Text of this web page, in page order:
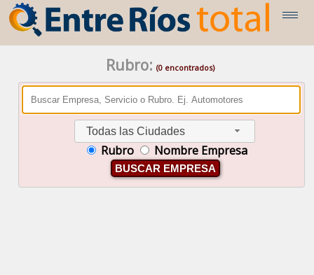
Rubro: (0 encontrados)
Todas las Ciudades
Rubro Nombre Empresa
BUSCAR EMPRESA